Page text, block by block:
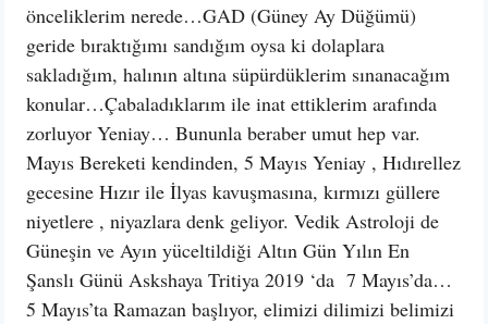
önceliklerim nerede…GAD (Güney Ay Düğümü)
geride bıraktığımı sandığım oysa ki dolaplara
sakladığım, halının altına süpürdüklerim sınanacağım
konular…Çabaladıklarım ile inat ettiklerim arafında
zorluyor Yeniay… Bununla beraber umut hep var.
Mayıs Bereketi kendinden, 5 Mayıs Yeniay , Hıdırellez
gecesine Hızır ile İlyas kavuşmasına, kırmızı güllere
niyetlere , niyazlara denk geliyor. Vedik Astroloji de
Güneşin ve Ayın yüceltildiği Altın Gün Yılın En
Şanslı Günü Askshaya Tritiya 2019 ‘da 7 Mayıs’da…
5 Mayıs’ta Ramazan başlıyor, elimizi dilimizi belimizi